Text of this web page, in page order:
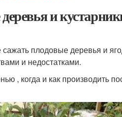
и
плодовые деревья и
и недостатками.
, когда и как производить